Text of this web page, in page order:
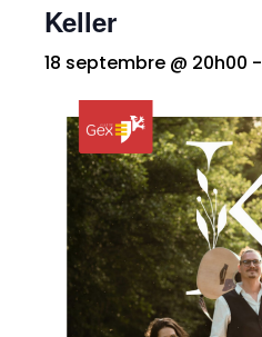
Keller
18 septembre @ 20h00 -